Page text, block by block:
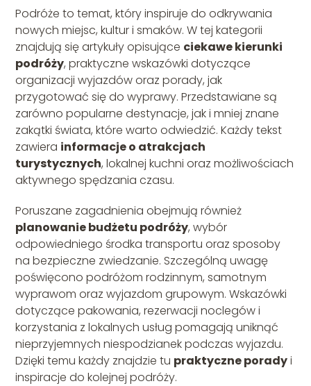
Podróże to temat, który inspiruje do odkrywania
nowych miejsc, kultur i smaków. W tej kategorii
znajdują się artykuły opisujące ciekawe kierunki
podróży, praktyczne wskazówki dotyczące
organizacji wyjazdów oraz porady, jak
przygotować się do wyprawy. Przedstawiane są
zarówno popularne destynacje, jak i mniej znane
zakątki świata, które warto odwiedzić. Każdy tekst
zawiera informacje o atrakcjach
turystycznych, lokalnej kuchni oraz możliwościach
aktywnego spędzania czasu.
Poruszane zagadnienia obejmują również
planowanie budżetu podróży, wybór
odpowiedniego środka transportu oraz sposoby
na bezpieczne zwiedzanie. Szczególną uwagę
poświęcono podróżom rodzinnym, samotnym
wyprawom oraz wyjazdom grupowym. Wskazówki
dotyczące pakowania, rezerwacji noclegów i
korzystania z lokalnych usług pomagają uniknąć
nieprzyjemnych niespodzianek podczas wyjazdu.
Dzięki temu każdy znajdzie tu praktyczne poradyi
inspiracje do kolejnej podróży.